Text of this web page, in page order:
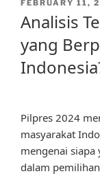
FEBRUARY 11,
Analisis
yang
Pilpres 2024
masyarakat
mengenai
dalam